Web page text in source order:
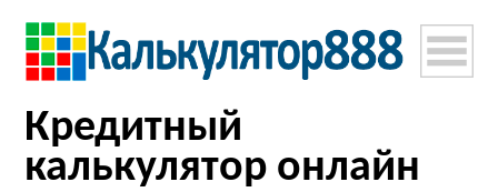
Кредитный
калькулятор онлайн